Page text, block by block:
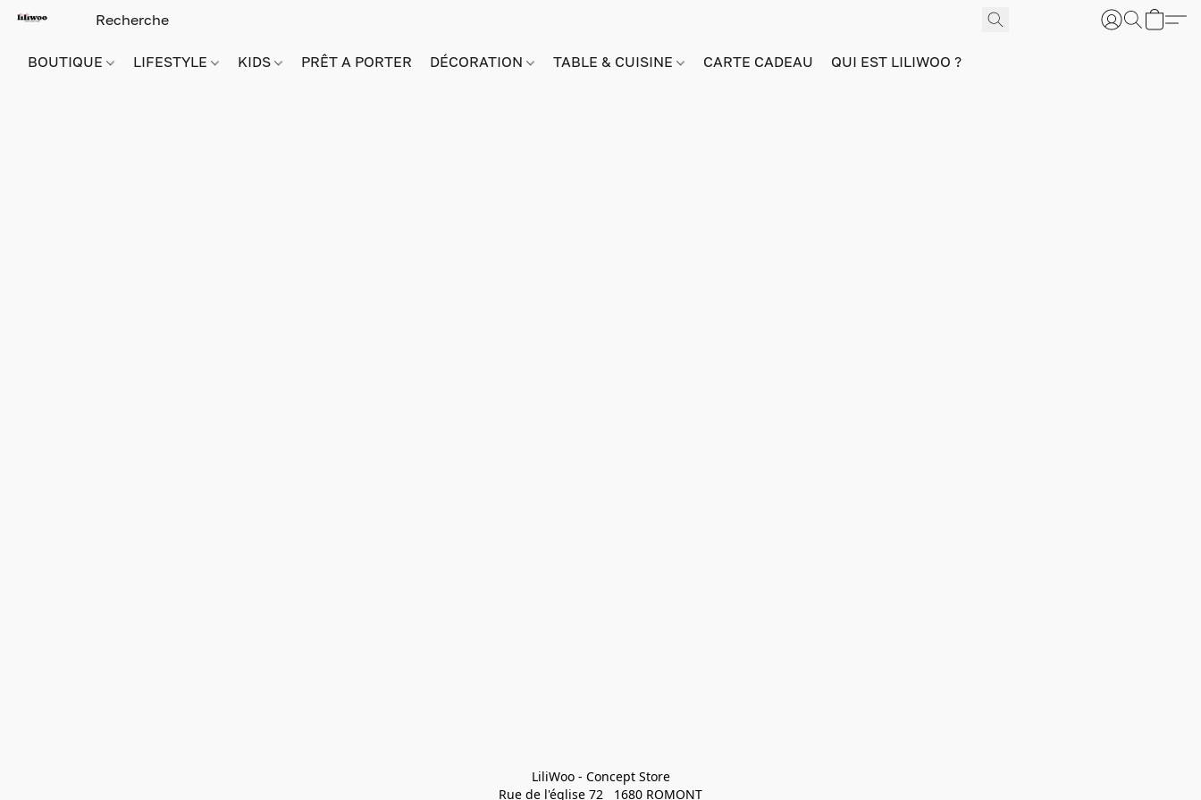
BOUTIQUE LIFESTYLE KIDS PRÊT A PORTER DÉCORATION TABLE & CUISINE CARTE CADEAU QUI EST LILIWOO ?
LiliWoo - Concept Store
Rue de l'église 72   1680 ROMONT